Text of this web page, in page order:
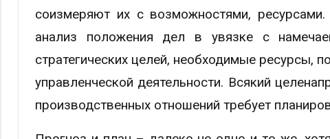
соизмеряют их с возможностями,
анализ положения дел в увязке с
стратегических целей, необходимые ресурсы,
управленческой деятельности. Всякий
производственных отношений требует